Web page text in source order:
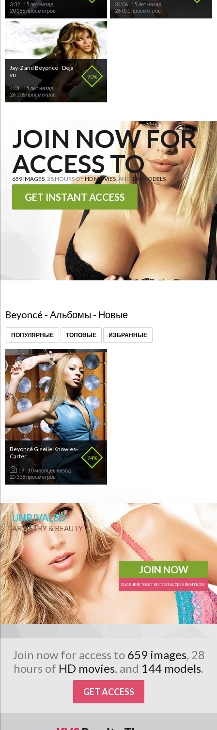
3:32
15 лет назад
20 186 просмотров
34:06
15 лет назад
26 051 просмотров
90%
Jay-Z and Beyonce - Deja
vu
4:01 15 лет назад
26 506 просмотров
JOIN NOW FOR
ACCESS TO
659 IMAGES, 28 HOURS OF HD MOVIES, AND144 MODELS.
GET INSTANT ACCESS
Beyoncé - Альбомы - Новые
ПОПУЛЯРНЫЕ ТОПОВЫЕ ИЗБРАННЫЕ
74%
Beyoncé Giselle Knowles-
Carter
19 10 месяцев назад
25 338 просмотров
UNRIVALED
ARTISTRY & BEAUTY
JOIN NOW
CLICK HERE TO GET INSTANT ACCESS RIGHT NOW!
Join now for access to 659 images, 28
hours of HD movies, and 144 models.
GET ACCESS